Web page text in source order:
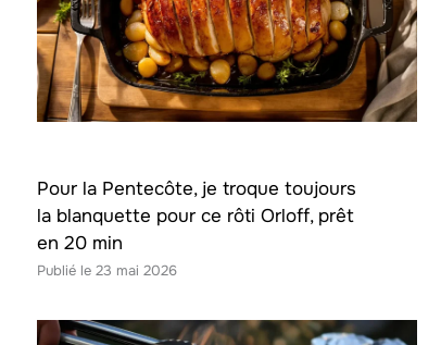
Pour la Pentecôte, je troque toujours
la blanquette pour ce rôti Orloff, prêt
en 20 min
23 mai 2026